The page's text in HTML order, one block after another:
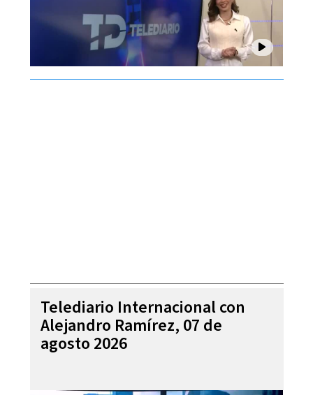
Telediario Internacional con
Alejandro Ramírez, 07 de
agosto 2026